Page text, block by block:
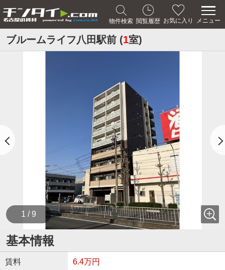
物件検索 閲覧履歴 お気に入り メニュー
ブルームライフ八田駅前 (1室)
1 / 9
基本情報
賃料 6.4万円